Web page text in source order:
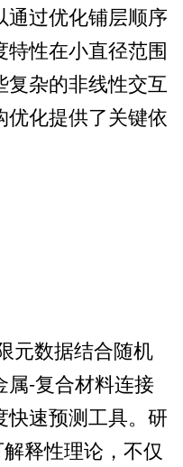
通过优化铺层顺序
性在小直径范围
杂的非线性交互
化提供了关键依
数据结合随机
属-复合材料连接
速预测工具。研
释性理论，不仅